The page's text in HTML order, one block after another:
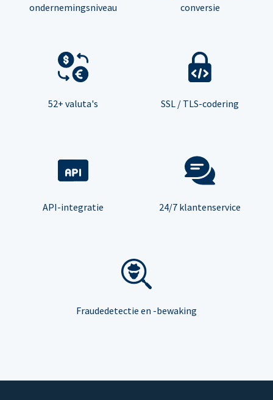
ondernemingsniveau
conversie
52+ valuta's SSL / TLS-codering
API-integratie 24/7 klantenservice
Fraudedetectie en -bewaking